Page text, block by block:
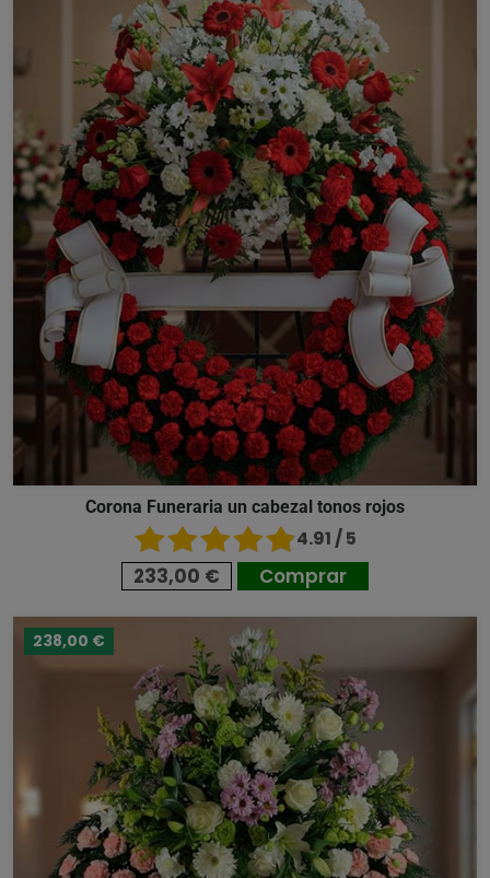
Corona Funeraria un cabezal tonos rojos
4.91 / 5
233,00 € Comprar
238,00 €